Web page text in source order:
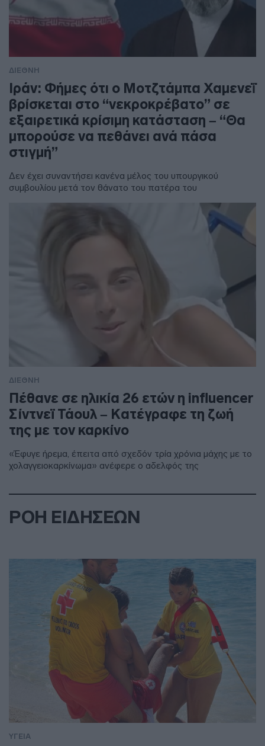
ΔΙΕΘΝΗ
Ιράν: Φήμες ότι ο Μοτζτάμπα Χαμενεΐ
βρίσκεται στο “νεκροκρέβατο” σε
εξαιρετικά κρίσιμη κατάσταση – “Θα
μπορούσε να πεθάνει ανά πάσα
στιγμή”
Δεν έχει συναντήσει κανένα μέλος του υπουργικού
συμβουλίου μετά τον θάνατο του πατέρα του
ΔΙΕΘΝΗ
Πέθανε σε ηλικία 26 ετών η influencer
Σίντνεϊ Τάουλ – Kατέγραφε τη ζωή
της με τον καρκίνο
«Έφυγε ήρεμα, έπειτα από σχεδόν τρία χρόνια μάχης με το
χολαγγειοκαρκίνωμα» ανέφερε ο αδελφός της
ΡΟΗ ΕΙΔΗΣΕΩΝ
ΥΓΕΙΑ